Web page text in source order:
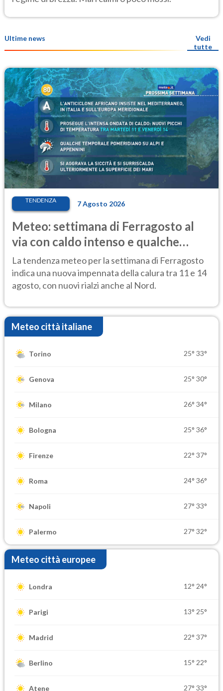
Ultime news
Vedi
tutte
TENDENZA 7 Agosto 2026
Meteo: settimana di Ferragosto al
via con caldo intenso e qualche
temporale
La tendenza meteo per la settimana di Ferragosto
indica una nuova impennata della calura tra 11 e 14
agosto, con nuovi rialzi anche al Nord.
Meteo città italiane
Torino 25° 33°
Genova 25° 30°
Milano 26° 34°
Bologna 25° 36°
Firenze 22° 37°
Roma 24° 36°
Napoli 27° 33°
Palermo 27° 32°
Meteo città europee
Londra 12° 24°
Parigi 13° 25°
Madrid 22° 37°
Berlino 15° 22°
Atene 27° 33°